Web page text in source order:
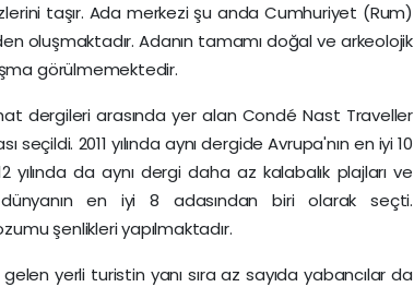
taşır. Ada merkezi şu anda Cumhuriyet (Rum)
oluşmaktadır. Adanın tamamı doğal ve arkeolojik
görülmemektedir.
dergileri arasında yer alan Condé Nast Traveller
2011 yılında aynı dergide Avrupa'nın en iyi 10
yılında da aynı dergi daha az kalabalık plajları ve
en iyi 8 adasından biri olarak seçti.
şenlikleri yapılmaktadır.
yerli turistin yanı sıra az sayıda yabancılar da